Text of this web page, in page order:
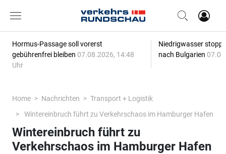
Hormus-Passage soll vorerst
gebührenfrei bleiben 07.08.2026, 14:48
Uhr
Niedrigwasser
nach Bulgarien
Home Nachrichten
Transport + Logistik
Wintereinbruch führt zu Verkehrschaos im Hamburger Hafen
Wintereinbruch führt zu
Verkehrschaos im Hamburger Hafen